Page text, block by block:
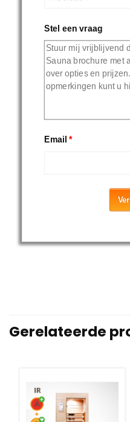
Stel een vraag
Email*
Gerelateerde